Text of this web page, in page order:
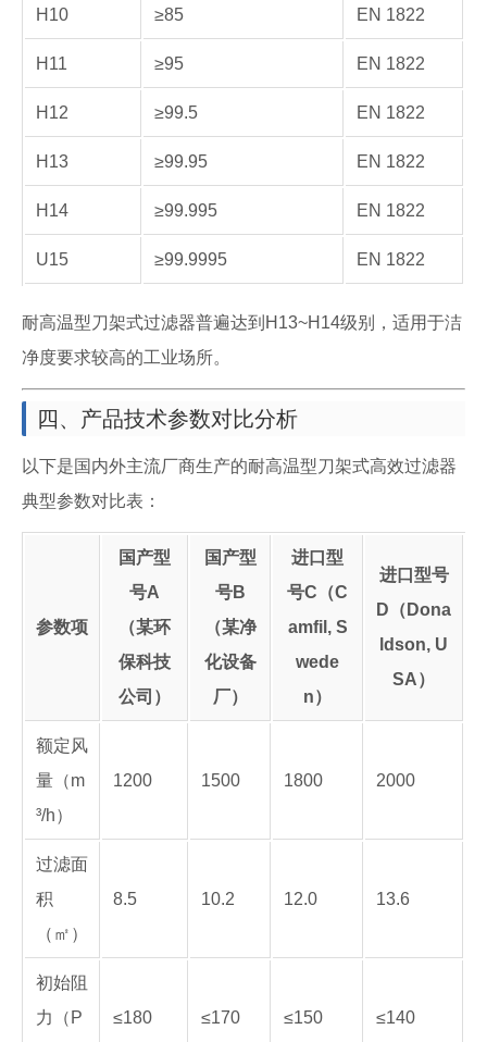
H10 ≥85 EN 1822
H11 ≥95 EN 1822
H12 ≥99.5 EN 1822
H13 ≥99.95 EN 1822
H14 ≥99.995 EN 1822
U15 ≥99.9995 EN 1822
耐高温型刀架式过滤器普遍达到H13~H14级别，适用于洁
净度要求较高的工业场所。
四、产品技术参数对比分析
以下是国内外主流厂商生产的耐高温型刀架式高效过滤器
典型参数对比表：
参数项
国产型
号A
（某环
保科技
公司）
国产型
号B
（某净
化设备
厂）
进口型
号C（C
amfil, S
wede
n）
进口型号
D（Dona
ldson, U
SA）
额定风
量（m
³/h）
1200 1500 1800 2000
过滤面
积
（㎡）
8.5 10.2 12.0 13.6
初始阻
力（P
≤180 ≤170 ≤150 ≤140